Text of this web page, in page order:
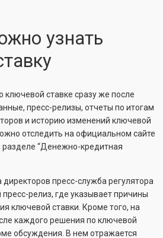
узнать
ключевой ставке сразу же после
пресс-релизы, отчеты по итогам
и историю изменений ключевой
отследить на официальном сайте
разделе “Денежно-кредитная
директоров пресс-служба регулятора
релиз, где указывает причины
ключевой ставки. Кроме того, на
каждого решения по ключевой
обсуждения. В нем отражается